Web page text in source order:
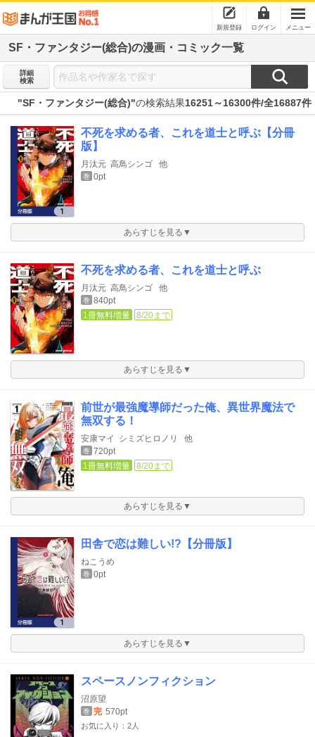
新規登録 ログイン メニュー
SF・ファンタジー(総合)の漫画・コミック一覧
詳細
検索
"SF・ファンタジー(総合)"の検索結果16251～16300件/全16887件
不死を求める者、これを道士と呼ぶ【分冊
版】
月汰元 高鳥シンゴ 他
巻 0pt
あらすじを見る▼
不死を求める者、これを道士と呼ぶ
月汰元 高鳥シンゴ 他
巻 840pt
1冊無料増量
8/20まで
あらすじを見る▼
前世が最強魔導師だった俺、異世界魔法で
無双する！
安康マイ シミズヒロノリ 他
巻 720pt
1冊無料増量
8/20まで
あらすじを見る▼
田舎で恋は難しい!?【分冊版】
ねこうめ
巻 0pt
あらすじを見る▼
スペースノンフィクション
沼原望
巻 完 570pt
お気に入り：2人